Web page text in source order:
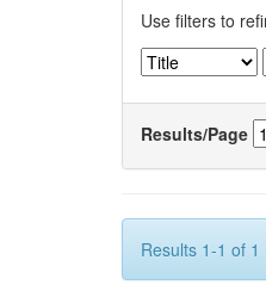
Use filters to
Results/Page
Results 1-1 of